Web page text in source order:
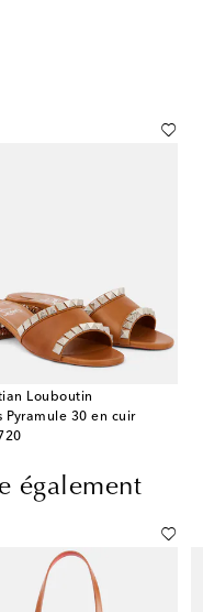
Louboutin
Pyramule 30 en cuir
price
également